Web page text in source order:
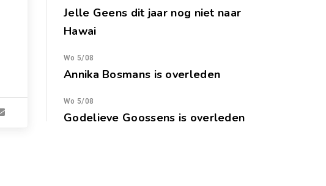
Jelle Geens dit jaar nog niet naar
Hawai
Wo 5/08
Annika Bosmans is overleden
Wo 5/08
Godelieve Goossens is overleden